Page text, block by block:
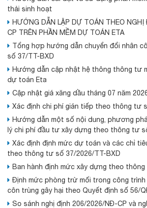
thải sinh hoạt
HƯỚNG DẪN LẬP DỰ TOÁN THEO
CP TRÊN PHẦN MỀM DỰ TOÁN ETA
Tổng hợp hướng dẫn chuyển đổi nhân
số 37/TT-BXD
Hướng dẫn cập nhật hệ thông thông tư
dự toán Eta
Cập nhật giá xăng dầu tháng 07 năm
Xác định chi phí gián tiếp theo thông tư
Hướng dẫn một số nội dung, phương
lý chi phí đầu tư xây dựng theo thông tư
Xác định định mức dự toán và các chỉ
theo thông tư số 37/2026/TT-BXD
Ban hành định mức xây dựng theo
Định mức phòng trừ mối trong công trình
côn trùng gây hại theo Quyết định số 56/
So sánh nghị định 206/2026/NĐ-CP và